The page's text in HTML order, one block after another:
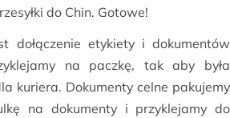
do Chin. Gotowe!
dołączenie etykiety i dokumentów
na paczkę, tak aby była
kuriera. Dokumenty celne pakujemy
na dokumenty i przyklejamy do